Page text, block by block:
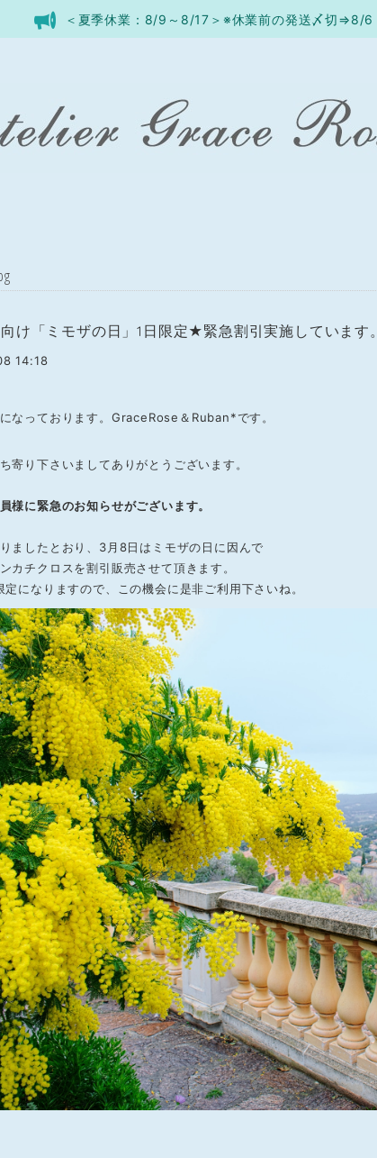
＜夏季休業：8/9～8/17＞※休業前の発送〆切⇒8/6
け「ミモザの日」1日限定★緊急割引実施しています。
14:18
なっております。GraceRose＆Ruban*です。
寄り下さいましてありがとうございます。
様に緊急のお知らせがございます。
ましたとおり、3月8日はミモザの日に因んで
カチクロスを割引販売させて頂きます。
定になりますので、この機会に是非ご利用下さいね。